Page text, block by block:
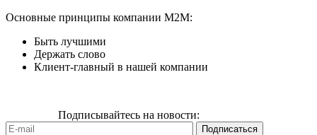
Основные принципы компании М2М:
Быть лучшими
Держать слово
Клиент-главный в нашей компании
Подписывайтесь на новости: